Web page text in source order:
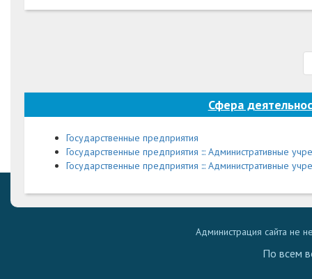
Сфера
Государственные предприятия
Государственные предприятия ::: Административные
Государственные предприятия ::: Административные
Администрация сайта не
По всем